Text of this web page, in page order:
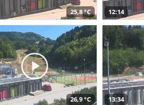
25,8 °C 12:14
26,9 °C 13:34